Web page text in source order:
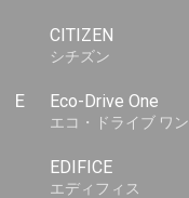
CITIZEN
シチズン
E Eco-Drive One
エコ・ドライブ ワン
EDIFICE
エディフィス